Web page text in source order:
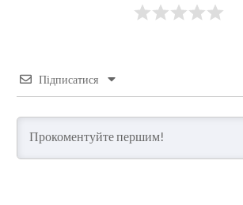
Підписатися